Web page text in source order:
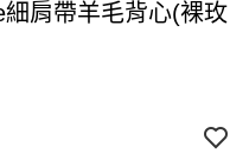
細肩帶羊毛背心(裸玫